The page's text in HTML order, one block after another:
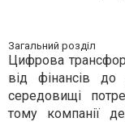
Загальний розділ
Цифрова
від фінансів
середовищі
тому компанії